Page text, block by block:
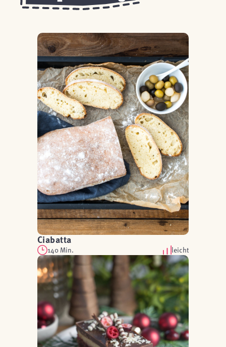
Ciabatta
140 Min. leicht